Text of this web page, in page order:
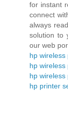
for instant
connect
always
solution to
our web
hp
hp wireless
hp
hp printer